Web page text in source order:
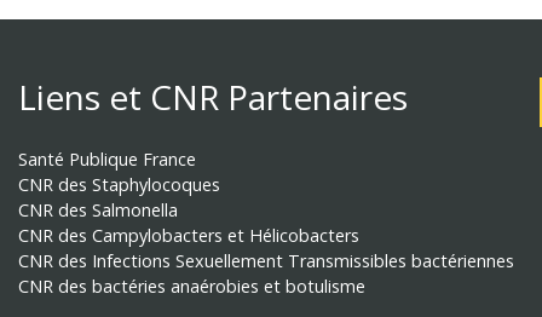
Liens et CNR Partenaires
Santé Publique France
CNR des Staphylocoques
CNR des Salmonella
CNR des Campylobacters et Hélicobacters
CNR des Infections Sexuellement Transmissibles bactériennes
CNR des bactéries anaérobies et botulisme